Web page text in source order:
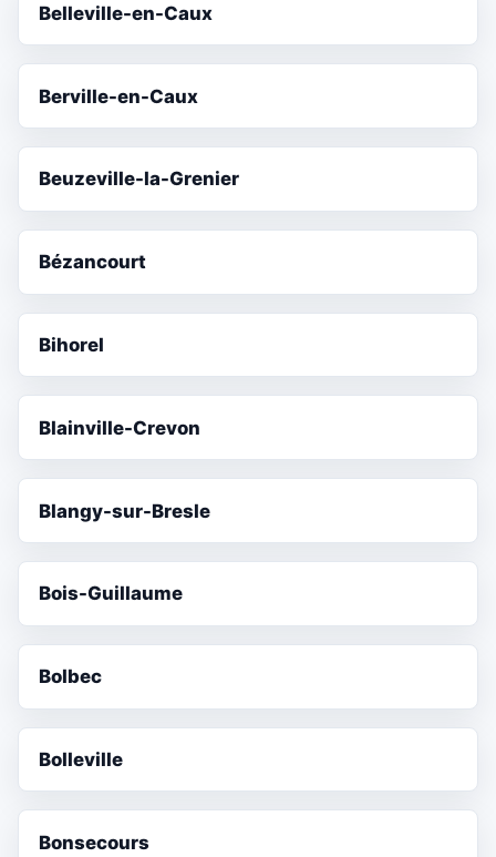
Belleville-en-Caux
Berville-en-Caux
Beuzeville-la-Grenier
Bézancourt
Bihorel
Blainville-Crevon
Blangy-sur-Bresle
Bois-Guillaume
Bolbec
Bolleville
Bonsecours